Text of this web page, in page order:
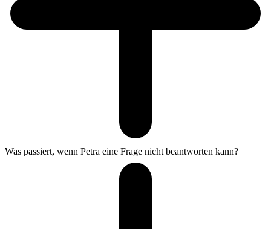
Was passiert, wenn Petra eine Frage nicht beantworten kann?